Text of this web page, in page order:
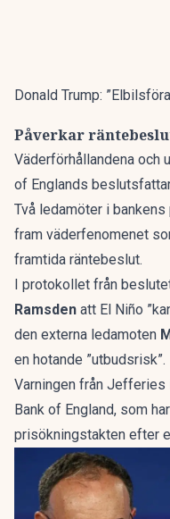
Donald Trump:
Påverkar
Väderförhållandena och
of Englands
Två ledamöter i
fram väderfenomenet
framtida räntebeslut.
I protokollet från
Ramsden att El Niño
den externa ledamoten
en hotande ”utbudsrisk”.
Varningen från Jefferies
Bank of England, som
prisökningstakten efter